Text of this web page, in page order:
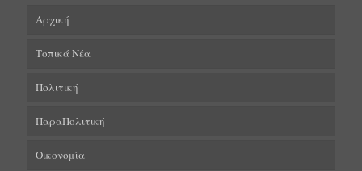
Αρχική
Τοπικά Νέα
Πολιτική
ΠαραΠολιτική
Οικονομία